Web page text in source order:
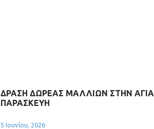
ΔΡΑΣΗ ΔΩΡΕΑΣ ΜΑΛΛΙΩΝ ΣΤΗΝ ΑΓΙΑ
ΠΑΡΑΣΚΕΥΗ
5 Ιουνίου, 2026